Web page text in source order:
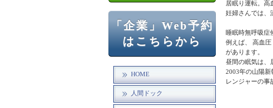
「企業」Web予約
はこちらから
HOME
人間ドック
居眠り運転。高
妊婦さんでは、
睡眠時無呼吸症
例えば、 高血
があります。
昼間の眠気は、
2003年の山陽
レンジャーの事